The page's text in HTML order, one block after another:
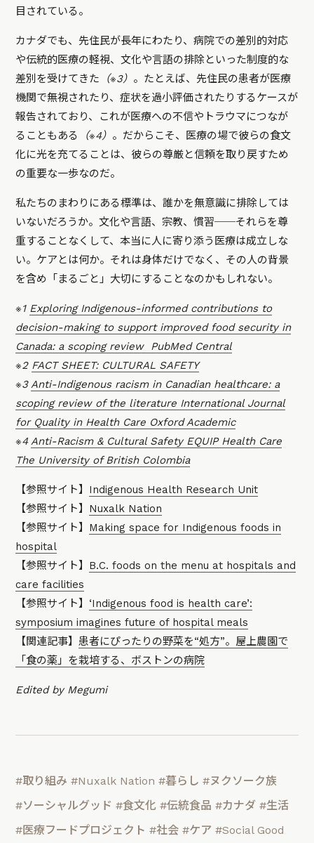
目されている。
カナダでも、先住民が長年にわたり、病院での差別的対応
や伝統的医療の軽視、文化や言語の排除といった制度的な
差別を受けてきた （※3） 。たとえば、先住民の患者が医療
機関で無視されたり、症状を過小評価されたりするケースが
報告されており、これが医療への不信やトラウマにつなが
ることもある
（※4） 。だからこそ、医療の場で彼らの食文
化に光を充てることは、彼らの尊厳と信頼を取り戻すため
の重要な一歩なのだ。
私たちのまわりにある標準は、誰かを無意識に排除しては
いないだろうか。文化や言語、宗教、慣習──それらを尊
重することなくして、本当に人に寄り添う医療は成立しな
い。ケアとは何か。それは身体だけでなく、その人の背景
を含め「まるごと」大切にすることなのかもしれない。
※1 Exploring Indigenous-informed contributions to
decision-making to support improved food security in
Canada: a scoping review PubMed Central
※2 FACT SHEET: CULTURAL SAFETY
※3Anti-Indigenous racism in Canadian healthcare: a
scoping review of the literature International Journal
for Quality in Health Care Oxford Academic
※4Anti-Racism & Cultural Safety EQUIP Health Care
The University of British Colombia
【参照サイト】 Indigenous Health Research Unit
【参照サイト】 Nuxalk Nation
【参照サイト】 Making space for Indigenous foods in
hospital
【参照サイト】 B.C. foods on the menu at hospitals and
care facilities
【参照サイト】 ‘Indigenous food is health care’:
symposium imagines future of hospital meals
【関連記事】患者にぴったりの野菜を“処方”。屋上農園で
「食の薬」を栽培する、ボストンの病院
Edited by Megumi
#取り組み #Nuxalk Nation #暮らし #ヌクソーク族
#ソーシャルグッド #食文化 #伝統食品 #カナダ #生活
#医療フードプロジェクト #社会 #ケア #Social Good